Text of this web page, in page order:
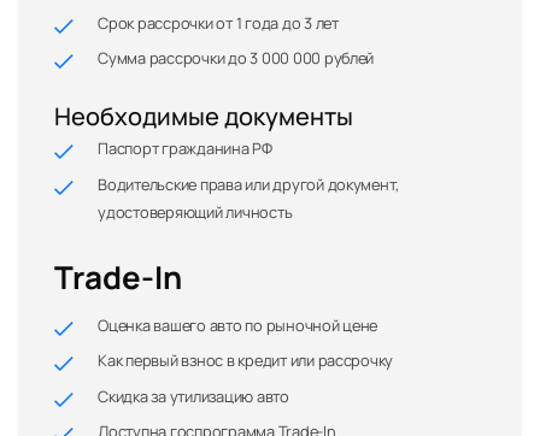
Срок рассрочки от 1 года до 3 лет
Сумма рассрочки до 3 000 000 рублей
Необходимые документы
Паспорт гражданина РФ
Водительские права или другой документ,
удостоверяющий личность
Trade-In
Оценка вашего авто по рыночной цене
Как первый взнос в кредит или рассрочку
Скидка за утилизацию авто
Доступна госпрограмма Trade-In